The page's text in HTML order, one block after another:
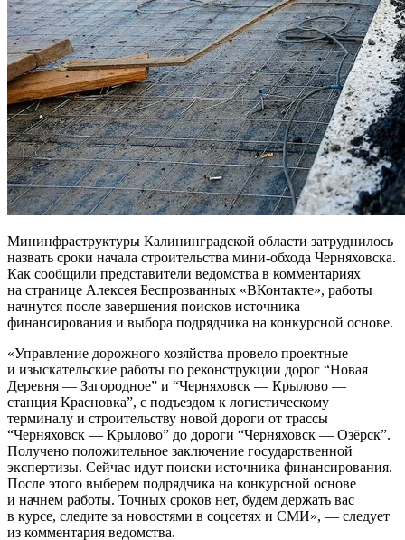
Мининфраструктуры Калининградской области затруднилось
назвать сроки начала строительства мини-обхода Черняховска.
Как сообщили представители ведомства в комментариях
на странице Алексея Беспрозванных «ВКонтакте», работы
начнутся после завершения поисков источника
финансирования и выбора подрядчика на конкурсной основе.
«Управление дорожного хозяйства провело проектные
и изыскательские работы по реконструкции дорог “Новая
Деревня — Загородное” и “Черняховск — Крылово —
станция Красновка”, с подъездом к логистическому
терминалу и строительству новой дороги от трассы
“Черняховск — Крылово” до дороги “Черняховск — Озёрск”.
Получено положительное заключение государственной
экспертизы. Сейчас идут поиски источника финансирования.
После этого выберем подрядчика на конкурсной основе
и начнем работы. Точных сроков нет, будем держать вас
в курсе, следите за новостями в соцсетях и СМИ», — следует
из комментария ведомства.